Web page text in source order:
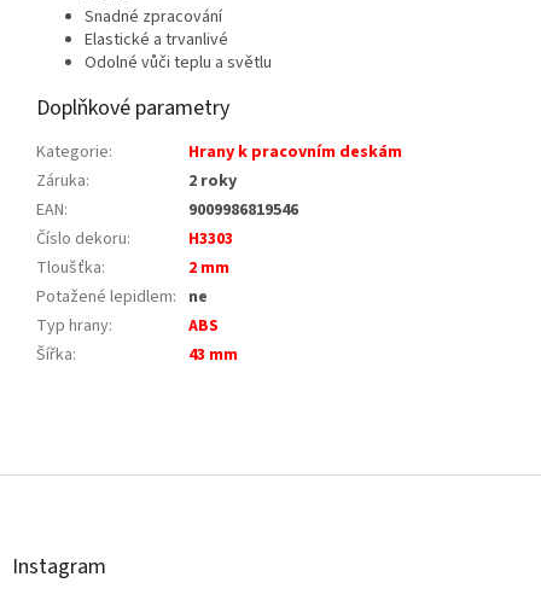
Snadné zpracování
Elastické a trvanlivé
Odolné vůči teplu a světlu
Doplňkové parametry
Kategorie:
Hrany k pracovním deskám
Záruka:
2 roky
EAN:
9009986819546
Číslo dekoru:
H3303
Tloušťka:
2 mm
Potažené lepidlem: ne
Typ hrany:
ABS
Šířka: 43 mm
á
Instagram